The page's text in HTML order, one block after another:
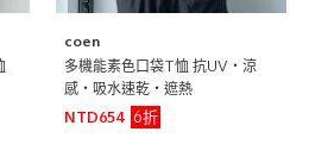
coen
多機能素色口袋T恤 抗UV・涼
感・吸水速乾・遮熱
NTD654
6折